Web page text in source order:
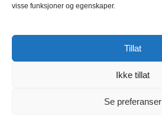
visse funksjoner og egenskaper.
Tillat
Ikke tillat
Se preferanser
Blaaregn – digitale tjenester